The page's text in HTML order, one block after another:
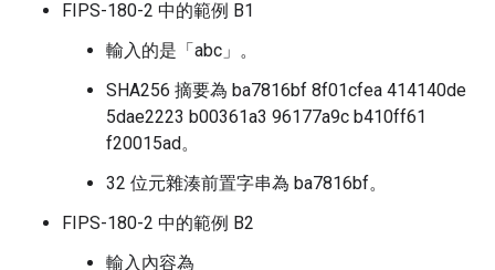
FIPS-180-2 中的範例 B1
輸入的是「abc」。
SHA256 摘要為 ba7816bf 8f01cfea 414140de
5dae2223 b00361a3 96177a9c b410ff61
f20015ad。
32 位元雜湊前置字串為 ba7816bf。
FIPS-180-2 中的範例 B2
輸入內容為